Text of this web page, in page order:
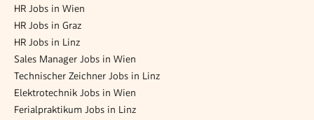
HR Jobs in Wien
HR Jobs in Graz
HR Jobs in Linz
Sales Manager Jobs in Wien
Technischer Zeichner Jobs in Linz
Elektrotechnik Jobs in Wien
Ferialpraktikum Jobs in Linz